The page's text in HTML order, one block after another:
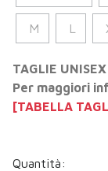
M L
TAGLIE
Per maggiori
[TABELLA
Quantità: